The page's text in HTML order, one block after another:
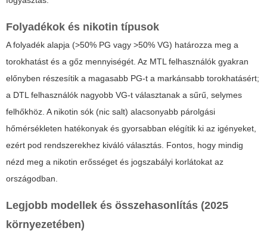
Folyadékok és nikotin típusok
A folyadék alapja (>50% PG vagy >50% VG) határozza meg a
torokhatást és a gőz mennyiségét. Az MTL felhasználók gyakran
előnyben részesítik a magasabb PG-t a markánsabb torokhatásért;
a DTL felhasználók nagyobb VG-t választanak a sűrű, selymes
felhőkhöz. A nikotin sók (nic salt) alacsonyabb párolgási
hőmérsékleten hatékonyak és gyorsabban elégítik ki az igényeket,
ezért pod rendszerekhez kiváló választás. Fontos, hogy mindig
nézd meg a nikotin erősséget és jogszabályi korlátokat az
országodban.
Legjobb modellek és összehasonlítás (2025
környezetében)